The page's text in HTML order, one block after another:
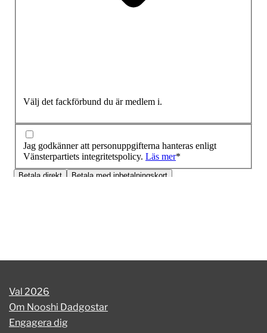
Val 2026
Om Nooshi Dadgostar
Engagera dig